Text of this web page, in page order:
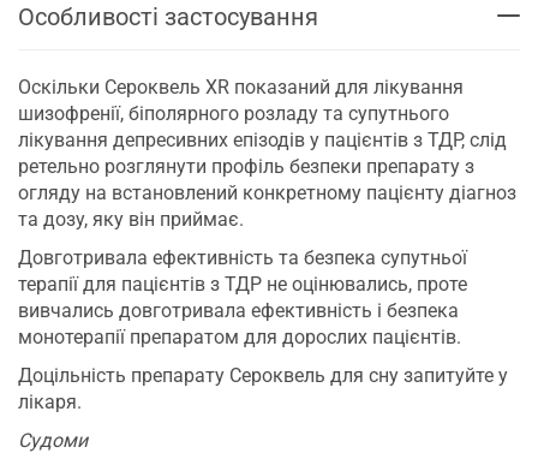
Особливості застосування
Оскільки Сероквель XR показаний для лікування
шизофренії, біполярного розладу та супутнього
лікування депресивних епізодів у пацієнтів з ТДР, слід
ретельно розглянути профіль безпеки препарату з
огляду на встановлений конкретному пацієнту діагноз
та дозу, яку він приймає.
Довготривала ефективність та безпека супутньої
терапії для пацієнтів з ТДР не оцінювались, проте
вивчались довготривала ефективність і безпека
монотерапії препаратом для дорослих пацієнтів.
Доцільність препарату Сероквель для сну запитуйте у
лікаря.
Судоми